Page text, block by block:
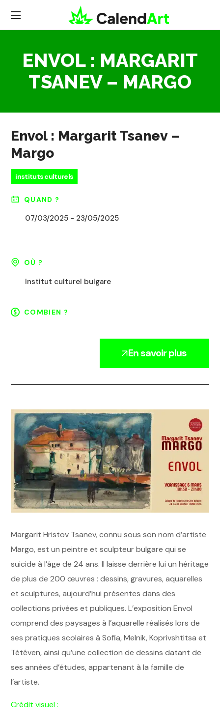
ENVOL : MARGARIT
TSANEV – MARGO
Envol : Margarit Tsanev –
Margo
instituts culturels
QUAND ?
07/03/2025 - 23/05/2025
OÙ ?
Institut culturel bulgare
COMBIEN ?
En savoir plus
Margarit Hristov Tsanev, connu sous son nom d’artiste
Margo, est un peintre et sculpteur bulgare qui se
suicide à l’âge de 24 ans. Il laisse derrière lui un héritage
de plus de 200 œuvres : dessins, gravures, aquarelles
et sculptures, aujourd’hui présentes dans des
collections privées et publiques. L’exposition Envol
comprend des paysages à l’aquarelle réalisés lors de
ses pratiques scolaires à Sofia, Melnik, Koprivshtitsa et
Tétéven, ainsi qu’une collection de dessins datant de
ses années d’études, appartenant à la famille de
l’artiste.
Crédit visuel :